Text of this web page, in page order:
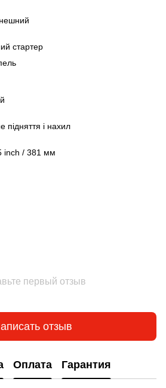
стартер
підняття і нахил
inch / 381 мм
первый отзыв
отзыв
Оплата Гарантия